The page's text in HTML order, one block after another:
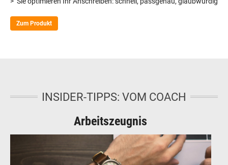
Zum Produkt
INSIDER-TIPPS: VOM COACH
Arbeitszeugnis